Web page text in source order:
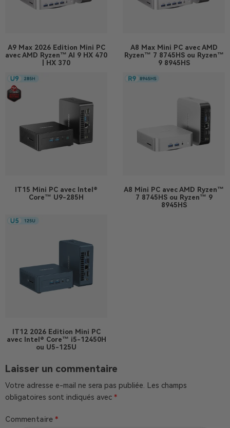
A9 Max 2026 Edition Mini PC
avec AMD Ryzen™ AI 9 HX 470
| HX 370
A8 MaxMini PC avec AMD
Ryzen™ 7 8745HS ou Ryzen™
9 8945HS
IT15 Mini PC avec Intel®
Core™ U9-285H
A8 Mini PC avec AMD Ryzen™
7 8745HS ou Ryzen™ 9
8945HS
IT12 2026 Edition Mini PC
avec Intel® Core™ i5-12450H
ou U5-125U
Laisser un commentaire
Votre adresse e-mail ne sera pas publiée. Les champs
obligatoires sont indiqués avec *
Commentaire *